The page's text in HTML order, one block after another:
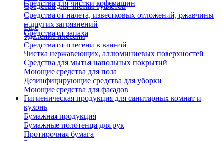
Средства для чистки кофемашин
Средства для чистки туалетов
Средства от налета, известковых отложений, ржавчины
и других загрязнений
Средства от запаха
Еще
Удаление плесени
Средства от плесени в ванной
Чистка нержавеющих, аллюминиевых поверхностей
Средства для мытья напольных покрытий
Моющие средства для пола
Дезинфицирующие средства для уборки
Моющие средства для фасадов
Гигиеническая продукция для санитарных комнат и
кухонь
Бумажная продукция
Бумажные полотенца для рук
Протирочная бумага